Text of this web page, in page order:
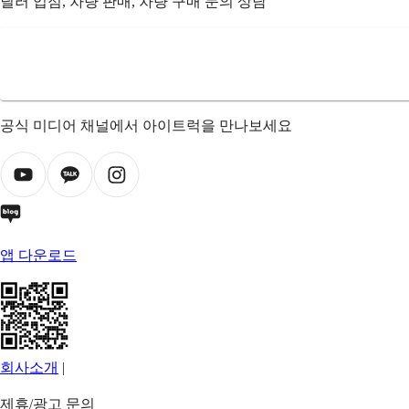
공식 미디어 채널에서 아이트럭을 만나보세요
앱 다운로드
회사소개 |
제휴/광고 문의